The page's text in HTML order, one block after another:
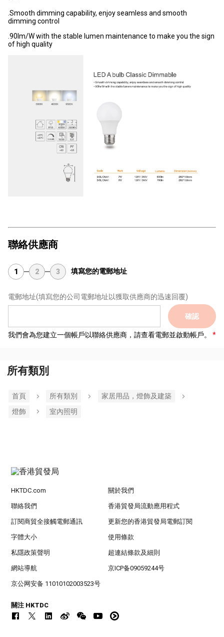
.Smooth dimming capability, enjoy seamless and smooth
dimming control
.90lm/W with the stable lumen maintenance to make you the sign
of high quality
聯絡供應商
1 2 3 填寫您的電郵地址
電郵地址(填寫您的公司電郵地址以獲取供應商的迅速回覆)
確認
我們會為您建立一個帳戶以聯絡供應商，請查看電郵並啟動帳戶。
所有類別
首頁 所有類別
家居用品，燈飾及建築
燈飾
室內照明
HKTDC.com 關於我們
聯絡我們 香港貿發局流動應用程式
訂閱商貿全接觸電郵通訊 更新您的香港貿發局電郵訂閱
字體大小 使用條款
私隱政策聲明 超連結條款及細則
網站導航 京ICP备09059244号
京公网安备 11010102003523号
關注 HKTDC